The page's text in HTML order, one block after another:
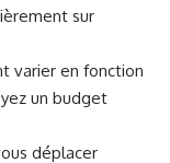
sur
varier en fonction
un budget
déplacer